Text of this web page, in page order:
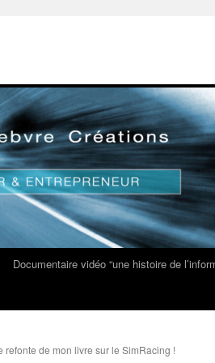
Documentaire vidéo “une histoire de
refonte de mon livre sur le SimRacing !